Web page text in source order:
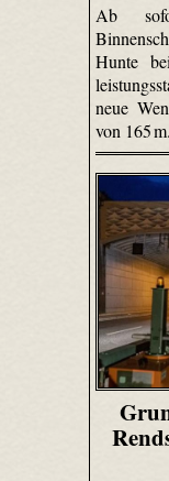
Ab
Hunte
neue
von 165 m.